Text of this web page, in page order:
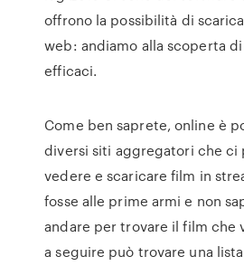
offrono la possibilità di
web: andiamo alla scoperta
efficaci.
Come ben saprete, online è
diversi siti aggregatori che
vedere e scaricare film in
fosse alle prime armi e non
andare per trovare il film che
a seguire può trovare una